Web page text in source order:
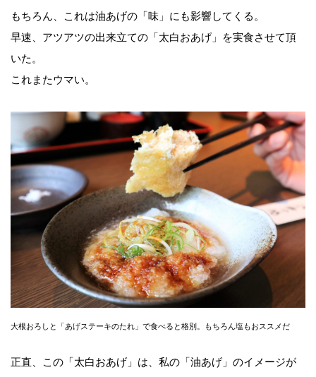
もちろん、これは油あげの「味」にも影響してくる。
早速、アツアツの出来立ての「太白おあげ」を実食させて頂
いた。
これまたウマい。
大根おろしと「あげステーキのたれ」で食べると格別。もちろん塩もおススメだ
正直、この「太白おあげ」は、私の「油あげ」のイメージが